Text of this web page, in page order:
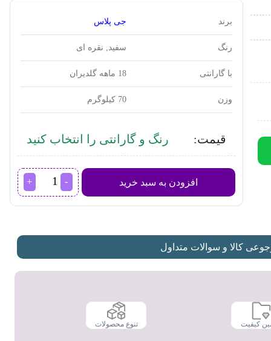
برند جی پلاس
رنگ سفید, نقره ای
با گارانتی 18 ماهه گلدیران
وزن 70 کیلوگرم
قیمت: رنگ و گارانتی را انتخاب کنید
افزودن به سبد خرید
ماشین
لباسشویی
GWM-
عدد
کالا و سوالات متداول
کیفیت تنوع محصولات